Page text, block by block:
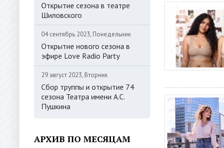
Открытие сезона в театре
Шиловского
04 сентябрь 2023, Понедельник
Открытие нового сезона в
эфире Love Radio Party
29 август 2023, Вторник
Сбор труппы и открытие 74
сезона Театра имени А.С.
Пушкина
АРХИВ ПО МЕСЯЦАМ